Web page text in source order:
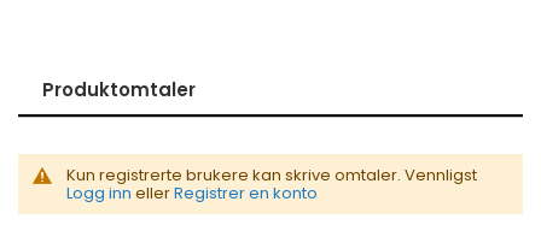
Produktomtaler
Kun registrerte brukere kan skrive omtaler. Vennligst
Logg inn ellerRegistrer en konto